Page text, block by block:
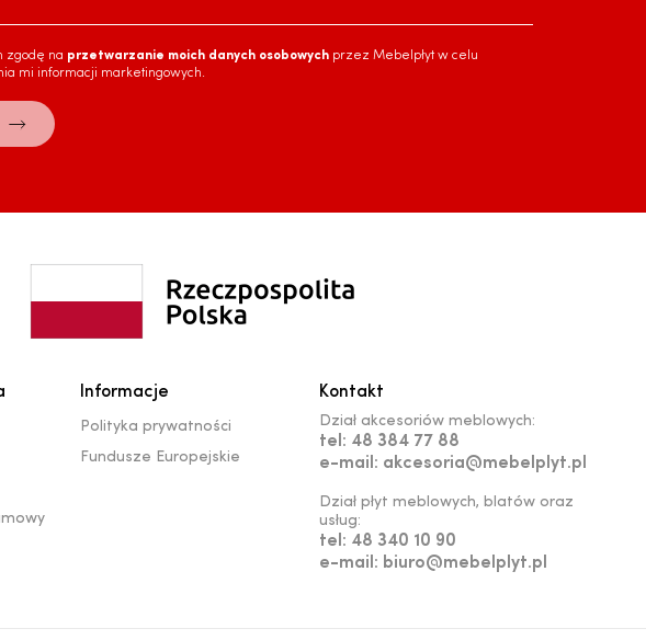
zgodę na przetwarzanie moich danych osobowych przez Mebelpłyt w celu
mi informacji marketingowych.
Informacje
Polityka prywatności
Fundusze Europejskie
Kontakt
Dział akcesoriów meblowych:
tel: 48 384 77 88
e-mail: akcesoria@mebelplyt.pl
Dział płyt meblowych, blatów oraz
usług:
tel: 48 340 10 90
e-mail: biuro@mebelplyt.pl